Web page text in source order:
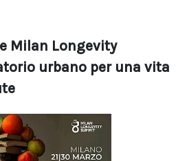
Milan Longevity
urbano per una vita